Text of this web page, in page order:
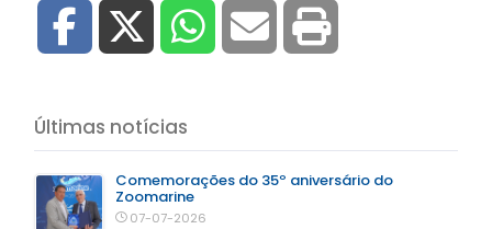
Últimas notícias
Comemorações do 35º aniversário do
Zoomarine
07-07-2026